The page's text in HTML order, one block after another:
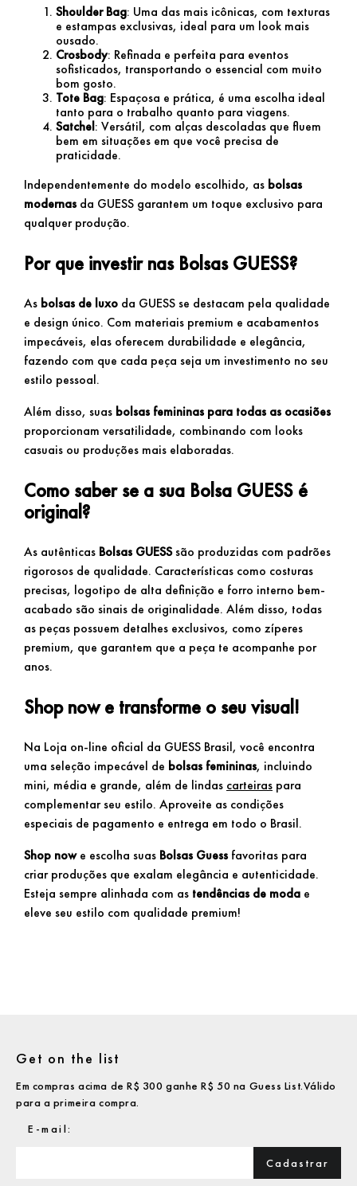
Shoulder Bag: Uma das mais icônicas, com texturas
e estampas exclusivas, ideal para um look mais
ousado.
Crosbody: Refinada e perfeita para eventos
sofisticados, transportando o essencial com muito
bom gosto.
Tote Bag: Espaçosa e prática, é uma escolha ideal
tanto para o trabalho quanto para viagens.
Satchel: Versátil, com alças descoladas que fluem
bem em situações em que você precisa de
praticidade.
Independentemente do modelo escolhido, as bolsas
modernasda GUESS garantem um toque exclusivo para
qualquer produção.
Por que investir nas Bolsas GUESS?
As bolsas de luxo da GUESS se destacam pela qualidade
e design único. Com materiais premium e acabamentos
impecáveis, elas oferecem durabilidade e elegância,
fazendo com que cada peça seja um investimento no seu
estilo pessoal.
Além disso, suas bolsas femininas para todas as ocasiões
proporcionam versatilidade, combinando com looks
casuais ou produções mais elaboradas.
Como saber se a sua Bolsa GUESS é
original?
As autênticas Bolsas GUESSsão produzidas com padrões
rigorosos de qualidade. Características como costuras
precisas, logotipo de alta definição e forro interno bem-
acabado são sinais de originalidade. Além disso, todas
as peças possuem detalhes exclusivos, como zíperes
premium, que garantem que a peça te acompanhe por
anos.
Shop now e transforme o seu visual!
Na Loja on-line oficial da GUESS Brasil, você encontra
uma seleção impecável de bolsas femininas, incluindo
mini, média e grande, além de lindas carteiras para
complementar seu estilo. Aproveite as condições
especiais de pagamento e entrega em todo o Brasil.
Shop nowe escolha suas Bolsas Guessfavoritas para
criar produções que exalam elegância e autenticidade.
Esteja sempre alinhada com as tendências de moda e
eleve seu estilo com qualidade premium!
Get on the list
Em compras acima de R$ 300 ganhe R$ 50 na Guess List.Válido
para a primeira compra.
Cadastrar